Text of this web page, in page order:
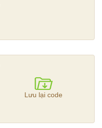
Lưu lại code